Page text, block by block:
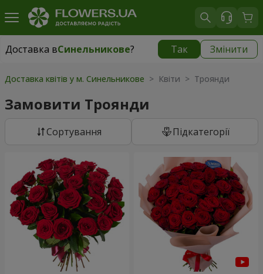
Доставка вСинельникове? Так Змінити
Доставка вСинельникове|770 грн
Доставка квітів у м. Синельникове > Квіти > Троянди
Замовити Троянди
Сортування Підкатегорії